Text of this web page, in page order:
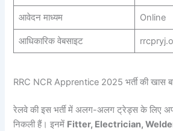
आवेदन माध्यम Online
आधिकारिक वेबसाइट
RRC NCR Apprentice 2025 भर्ती की खास
रेलवे की इस भर्ती में अलग-अलग ट्रेड्स के लिए
निकली हैं। इनमें Fitter, Electrician,